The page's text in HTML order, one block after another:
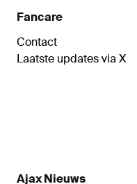
Fancare
Contact
Laatste updates via X
Ajax Nieuws